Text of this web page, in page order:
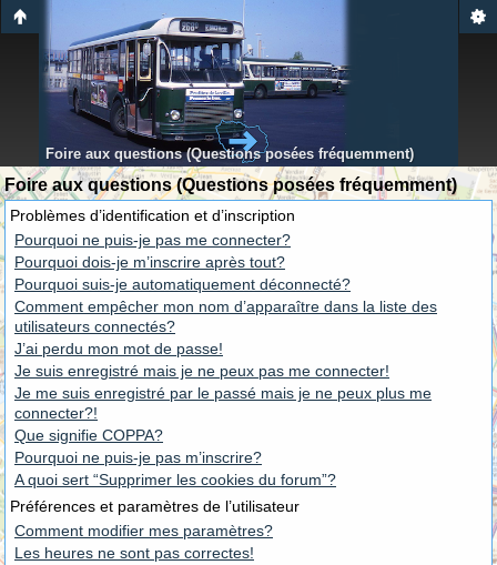
Foire aux questions (Questions posées fréquemment)
Foire aux questions (Questions posées fréquemment)
Problèmes d’identification et d’inscription
Pourquoi ne puis-je pas me connecter?
Pourquoi dois-je m’inscrire après tout?
Pourquoi suis-je automatiquement déconnecté?
Comment empêcher mon nom d’apparaître dans la liste des
utilisateurs connectés?
J’ai perdu mon mot de passe!
Je suis enregistré mais je ne peux pas me connecter!
Je me suis enregistré par le passé mais je ne peux plus me
connecter?!
Que signifie COPPA?
Pourquoi ne puis-je pas m’inscrire?
A quoi sert “Supprimer les cookies du forum”?
Préférences et paramètres de l’utilisateur
Comment modifier mes paramètres?
Les heures ne sont pas correctes!